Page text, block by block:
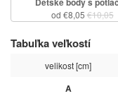
od €8,05€10,05
Tabuľka veľkostí
velikost [cm]
A